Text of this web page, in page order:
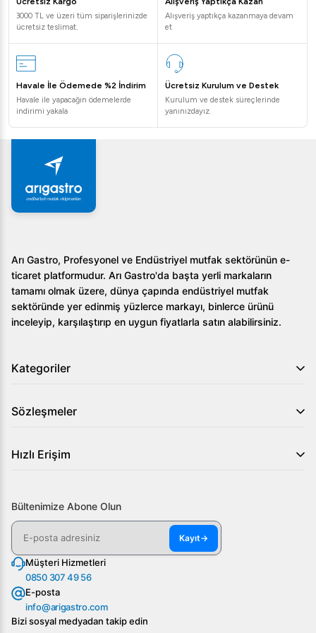
1. Bu teşhir dolabı hangi segmentteki işletmelere
uygundur?
Bu dolap, restoranlar, oteller ve catering firmaları için
idealdir, çünkü yüksek kapasitesi ve dayanıklılığı ile bu tür
işletmelerin ihtiyaçlarını karşılamaktadır.
2. Sıcaklık ayarı nasıl yapılır?
Öztiryakiler Borulu Tip Sıcak Teşhir Dolabı, dijital
termostatı sayesinde kolaylıkla istenilen sıcaklık ayarına
getirilebilir. Ayar, 30°C ile 90°C arasında değişebilir.
Paslanmaz çelik yüzeyinin düzenli olarak temizlenmesi ve
dijital kontrol panelinin dikkatlice kontrol edilmesi önerilir.
Ürün uzun süre kullanılmadan önce yetkili servis
tarafından kontrol edilmelidir.
150x70x135 cm ile mutfağınızda profesyonelliğin ve
kaliteyi bir arada yaşayın. Detaylı bilgi ve sipariş için
3000 TL ve üzeri tüm siparişlerinizde
ücretsiz teslimat.
Alışveriş yaptıkça kazanmaya devam
et
Havale İle Ödemede %2 İndirim
Havale ile yapacağın ödemelerde
indirimi yakala
Ücretsiz Kurulum ve Destek
Kurulum ve destek süreçlerinde
yanınızdayız.
Arı Gastro, Profesyonel ve Endüstriyel mutfak sektörünün e-
ticaret platformudur. Arı Gastro'da başta yerli markaların
tamamı olmak üzere, dünya çapında endüstriyel mutfak
sektöründe yer edinmiş yüzlerce markayı, binlerce ürünü
inceleyip, karşılaştırıp en uygun fiyatlarla satın alabilirsiniz.
Kategoriler
Sözleşmeler
Hızlı Erişim
Bültenimize Abone Olun
Kayıt→
Müşteri Hizmetleri
0850 307 49 56
E-posta
info@arigastro.com
Bizi sosyal medyadan takip edin